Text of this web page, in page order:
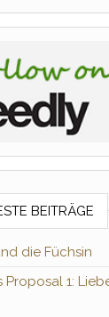
BEITRÄGE
die Füchsin
Proposal 1: